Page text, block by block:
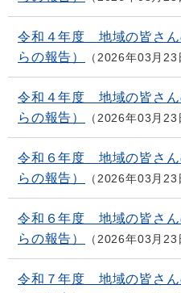
令和４年度 地域の皆さん
らの報告）
2026年03月23
令和４年度 地域の皆さん
らの報告）
2026年03月23
令和６年度 地域の皆さん
らの報告）
2026年03月23
令和６年度 地域の皆さん
らの報告）
2026年03月23
令和７年度 地域の皆さん